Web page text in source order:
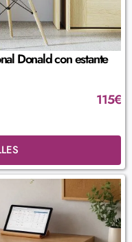
Donald con estante
115€